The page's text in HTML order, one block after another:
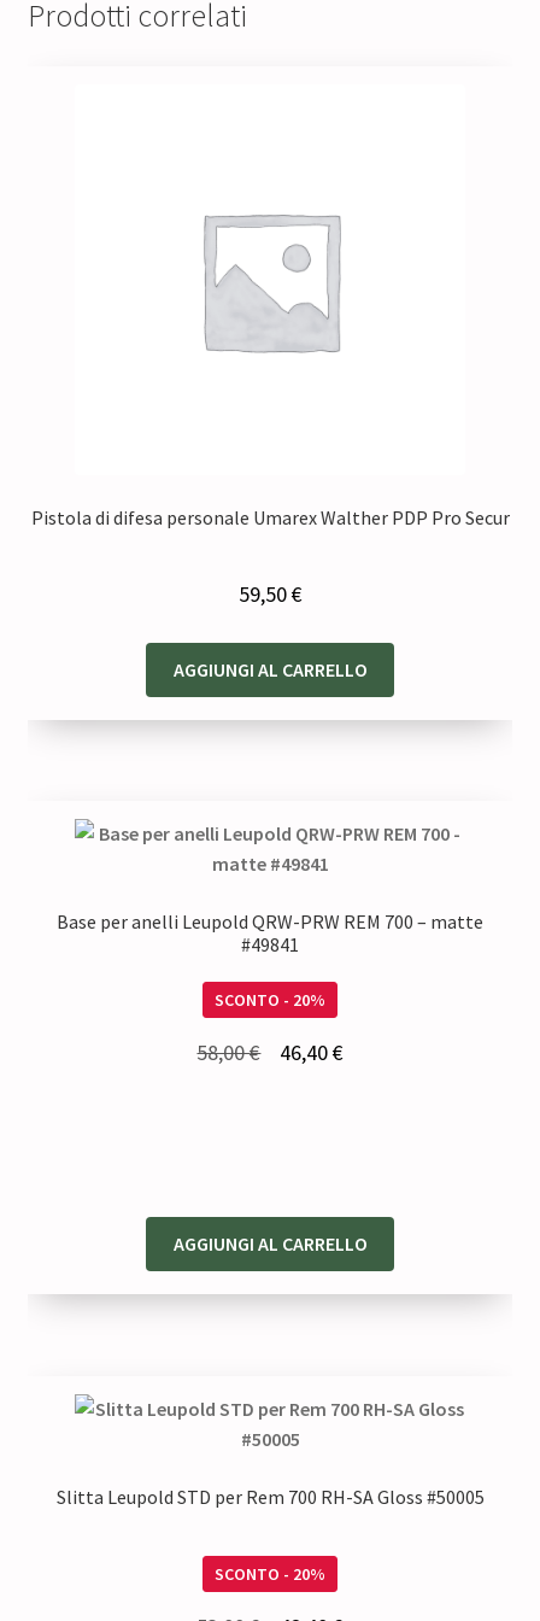
Prodotti correlati
Pistola di difesa personale Umarex Walther PDP Pro Secur
59,50€
AGGIUNGI AL CARRELLO
Base per anelli Leupold QRW-PRW REM 700 – matte
#49841
SCONTO - 20%
58,00€ 46,40€Il
AGGIUNGI AL CARRELLO
Slitta Leupold STD per Rem 700 RH-SA Gloss #50005
SCONTO - 20%